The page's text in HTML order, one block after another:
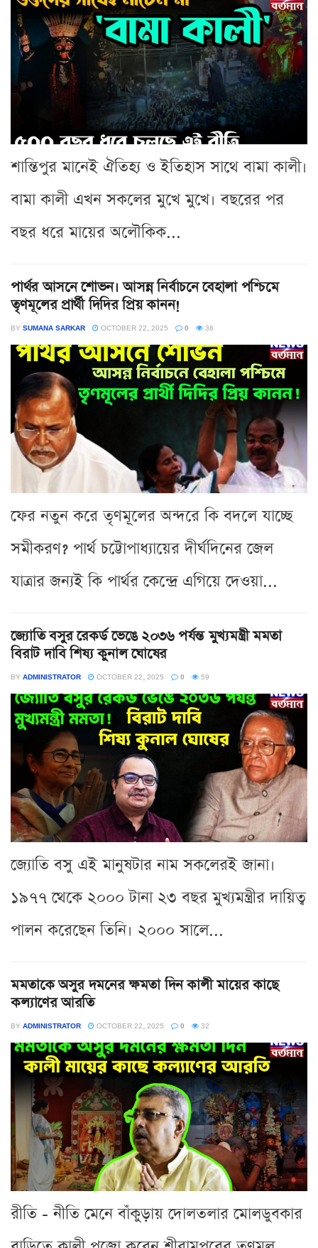
শান্তিপুর মানেই ঐতিহ্য ও ইতিহাস সাথে বামা কালী।
বামা কালী এখন সকলের মুখে মুখে। বছরের পর
বছর ধরে মায়ের অলৌকিক...
পার্থর আসনে শোভন। আসন্ন নির্বাচনে বেহালা পশ্চিমে
তৃণমূলের প্রার্থী দিদির প্রিয় কানন!
BY SUMANA SARKAR OCTOBER 22, 2025 0 36
ফের নতুন করে তৃণমূলের অন্দরে কি বদলে যাচ্ছে
সমীকরণ? পার্থ চট্টোপাধ্যায়ের দীর্ঘদিনের জেল
যাত্রার জন্যই কি পার্থর কেন্দ্রে এগিয়ে দেওয়া...
জ্যোতি বসুর রেকর্ড ভেঙে ২০৩৬ পর্যন্ত মুখ্যমন্ত্রী মমতা
বিরাট দাবি শিষ্য কুনাল ঘোষের
BY ADMINISTRATOR OCTOBER 22, 2025 0 59
জ্যোতি বসু এই মানুষটার নাম সকলেরই জানা।
১৯৭৭ থেকে ২০০০ টানা ২৩ বছর মুখ্যমন্ত্রীর দায়িত্ব
পালন করেছেন তিনি। ২০০০ সালে...
মমতাকে অসুর দমনের ক্ষমতা দিন কালী মায়ের কাছে
কল্যাণের আরতি
BY ADMINISTRATOR OCTOBER 22, 2025 0 32
রীতি - নীতি মেনে বাঁকুড়ায় দোলতলার মোলডুবকার